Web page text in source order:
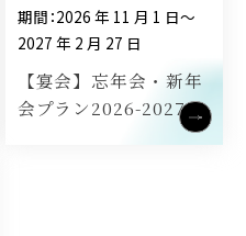
期間：2026 年 11 月 1 日～
2027 年 2 月 27 日
【宴会】忘年会・新年
会プラン2026-2027